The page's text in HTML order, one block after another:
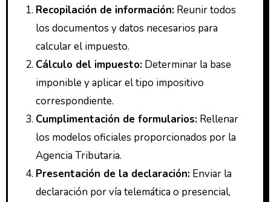
Recopilación de información:Reunir todos
los documentos y datos necesarios para
calcular el impuesto.
Cálculo del impuesto:Determinar la base
imponible y aplicar el tipo impositivo
correspondiente.
Cumplimentación de formularios:Rellenar
los modelos oficiales proporcionados por la
Agencia Tributaria.
Presentación de la declaración:Enviar la
declaración por vía telemática o presencial,